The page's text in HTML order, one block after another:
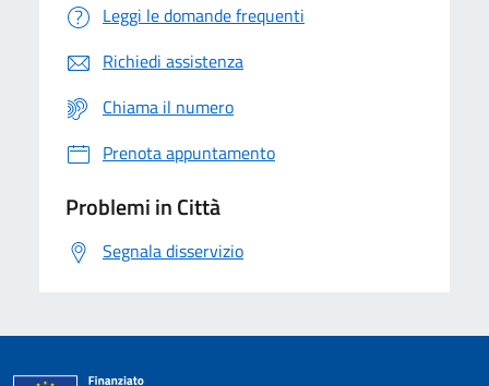
Leggi le domande frequenti
Richiedi assistenza
Chiama il numero
Prenota appuntamento
Problemi in Città
Segnala disservizio